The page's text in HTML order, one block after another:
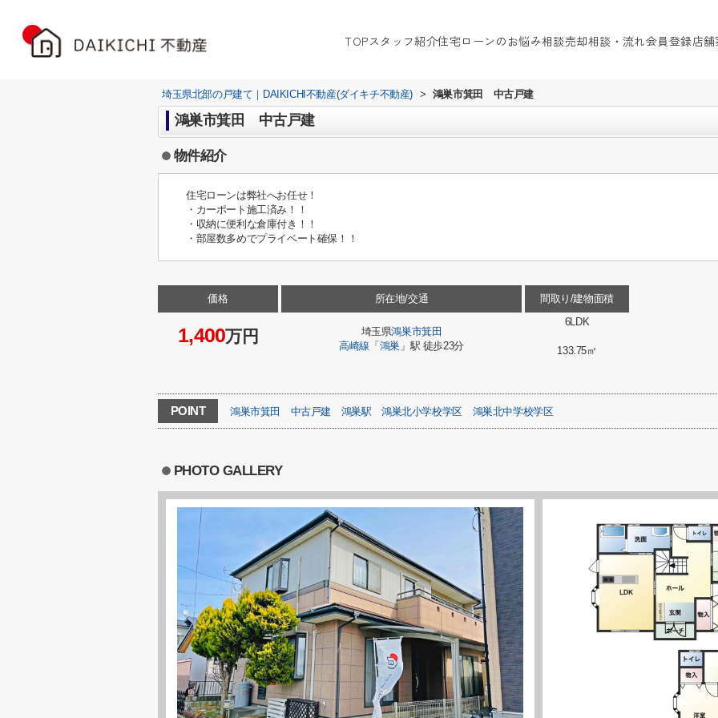
TOPスタッフ紹介住宅ローンのお悩み相談売却相談・流れ会員登録店
埼玉県北部の戸建て｜DAIKICHI不動産(ダイキチ不動産) > 鴻巣市箕田 中古戸建
鴻巣市箕田 中古戸建
物件紹介
住宅ローンは弊社へお任せ！
・カーポート施工済み！！
・収納に便利な倉庫付き！！
・部屋数多めでプライベート確保！！
価格
1,400万円
所在地/交通
埼玉県鴻巣市箕田
高崎線 「 鴻巣 」駅 徒歩23分
間取り/建物面積
6LDK
133.75㎡
POINT 鴻巣市箕田 中古戸建 鴻巣駅 鴻巣北小学校学区 鴻巣北中学校学区
PHOTO GALLERY